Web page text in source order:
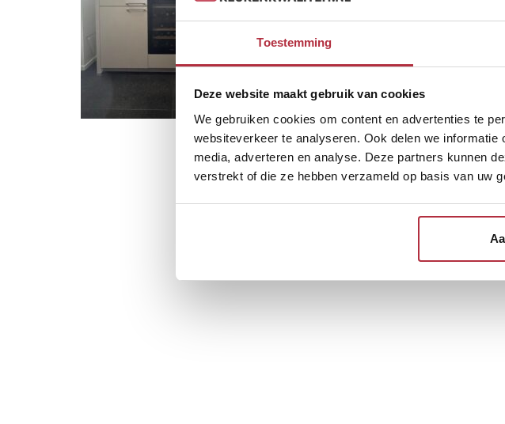
Toestemming
Deze website maakt gebruik van cookies
We gebruiken cookies om content en advertenties te
websiteverkeer te analyseren. Ook delen we
media, adverteren en analyse. Deze partners kunnen
verstrekt of die ze hebben verzameld op basis van uw